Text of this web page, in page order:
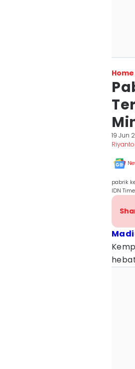
Home
19 Jun
pabrik
IDN